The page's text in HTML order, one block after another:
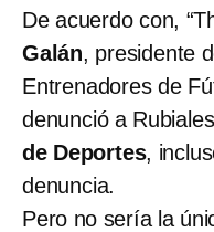
De acuerdo con,
Galán, presidente
Entrenadores de
denunció a
de Deportes,
denuncia.
Pero no sería la